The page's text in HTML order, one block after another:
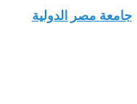
جامعة مصر الدولية